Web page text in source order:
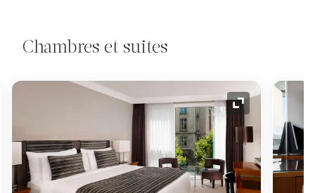
Chambres et suites
Icône de